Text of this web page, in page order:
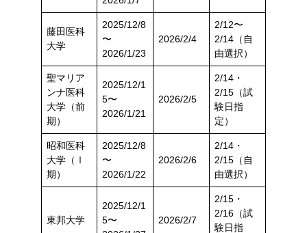
藤田医科
大学
2025/12/8
〜
2026/1/23
2026/2/4
2/12〜
2/14（自
由選択）
聖マリア
ンナ医科
大学（前
期）
2025/12/1
5〜
2026/1/21
2026/2/5
2/14・
2/15（試
験日指
定）
昭和医科
大学（Ⅰ
期）
2025/12/8
〜
2026/1/22
2026/2/6
2/14・
2/15（自
由選択）
東邦大学
2025/12/1
5〜
2026/2/7
2/15・
2/16（試
験日指